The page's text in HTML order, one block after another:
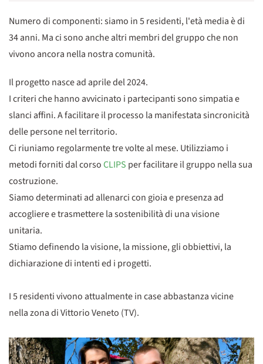
Numero di componenti: siamo in 5 residenti, l'età media è di
34 anni. Ma ci sono anche altri membri del gruppo che non
vivono ancora nella nostra comunità.
Il progetto nasce ad aprile del 2024.
I criteri che hanno avvicinato i partecipanti sono simpatia e
slanci affini. A facilitare il processo la manifestata sincronicità
delle persone nel territorio.
Ci riuniamo regolarmente tre volte al mese. Utilizziamo i
metodi forniti dal corsoCLIPS per facilitare il gruppo nella sua
costruzione.
Siamo determinati ad allenarci con gioia e presenza ad
accogliere e trasmettere la sostenibilità di una visione
unitaria.
Stiamo definendo la visione, la missione, gli obbiettivi, la
dichiarazione di intenti ed i progetti.
I 5 residenti vivono attualmente in case abbastanza vicine
nella zona di Vittorio Veneto (TV).